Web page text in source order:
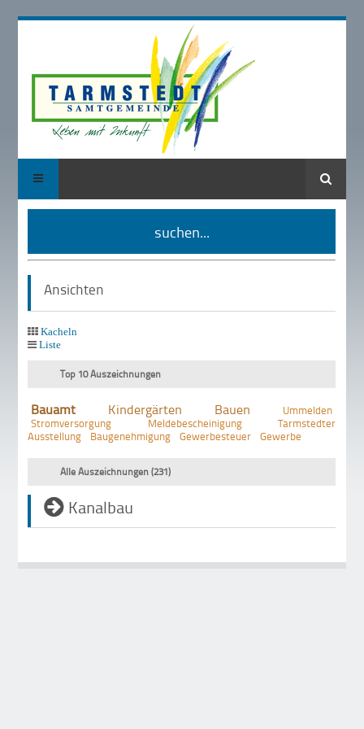
Suche
suchen...
Ansichten
Kacheln
Liste
Top 10 Auszeichnungen
Bauamt Kindergärten Bauen
Ummelden
Stromversorgung
Meldebescheinigung
Tarmstedter
Ausstellung
Baugenehmigung Gewerbesteuer Gewerbe
Alle Auszeichnungen (231)
Kanalbau